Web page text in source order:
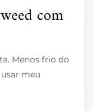
com
Menos frio do
meu